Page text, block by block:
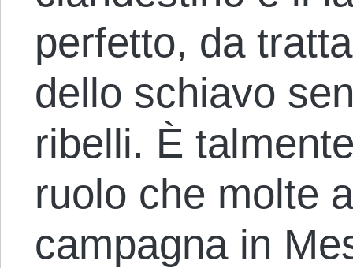
perfetto, da
dello schiavo
ribelli. È
ruolo che molte
campagna in